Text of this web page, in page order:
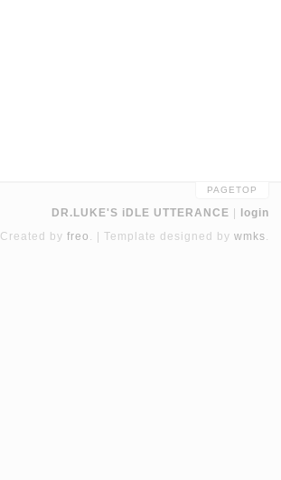
PAGETOP
DR.LUKE'S iDLE UTTERANCE
login
Created by freo . Template designed by wmks.